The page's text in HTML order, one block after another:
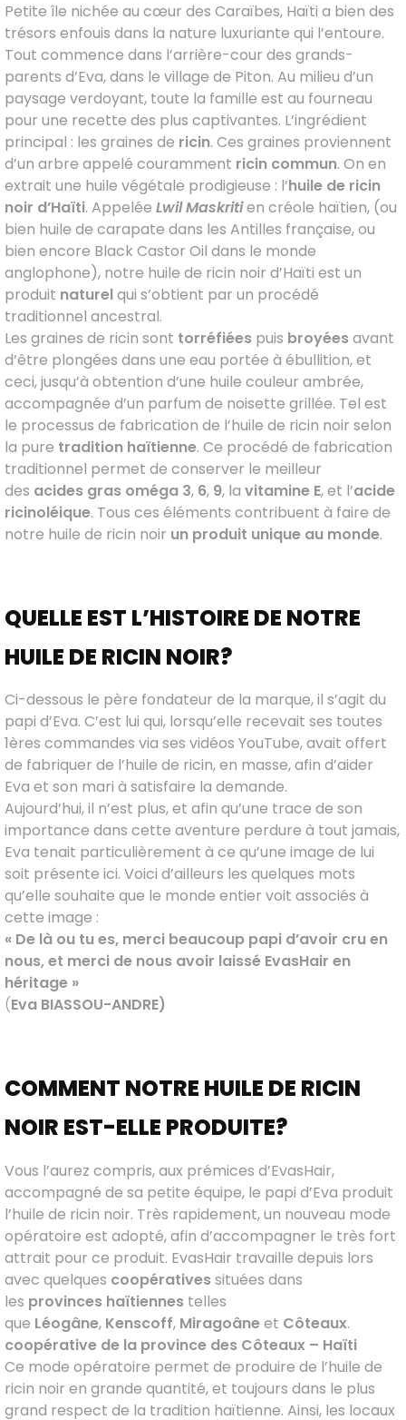
Petite île nichée au cœur des Caraïbes, Haïti a bien des
trésors enfouis dans la nature luxuriante qui l’entoure.
Tout commence dans l’arrière-cour des grands-
parents d’Eva, dans le village de Piton. Au milieu d’un
paysage verdoyant, toute la famille est au fourneau
pour une recette des plus captivantes. L’ingrédient
principal : les graines de ricin. Ces graines proviennent
d’un arbre appelé couramment ricin commun. On en
extrait une huile végétale prodigieuse : l’huile de ricin
noir d’Haïti. Appelée Lwil Maskritien créole haïtien, (ou
bien huile de carapate dans les Antilles française, ou
bien encore Black Castor Oil dans le monde
anglophone), notre huile de ricin noir d’Haïti est un
produit naturelqui s’obtient par un procédé
traditionnel ancestral.
Les graines de ricin sont torréfiées puis broyéesavant
d’être plongées dans une eau portée à ébullition, et
ceci, jusqu’à obtention d’une huile couleur ambrée,
accompagnée d’un parfum de noisette grillée. Tel est
le processus de fabrication de l’huile de ricin noir selon
la pure tradition haïtienne. Ce procédé de fabrication
traditionnel permet de conserver le meilleur
des acides gras oméga 3, 6, 9, la vitamine E, et l’acide
ricinoléique. Tous ces éléments contribuent à faire de
notre huile de ricin noir un produit unique au monde.
QUELLE EST L’HISTOIRE DE NOTRE
HUILE DE RICIN NOIR?
Ci-dessous le père fondateur de la marque, il s’agit du
papi d’Eva. C’est lui qui, lorsqu’elle recevait ses toutes
1ères commandes via ses vidéos YouTube, avait offert
de fabriquer de l’huile de ricin, en masse, afin d’aider
Eva et son mari à satisfaire la demande.
Aujourd’hui, il n’est plus, et afin qu’une trace de son
importance dans cette aventure perdure à tout jamais,
Eva tenait particulièrement à ce qu’une image de lui
soit présente ici. Voici d’ailleurs les quelques mots
qu’elle souhaite que le monde entier voit associés à
cette image :
« De là ou tu es, merci beaucoup papi d’avoir cru en
nous, et merci de nous avoir laissé EvasHair en
héritage »
(Eva BIASSOU-ANDRE)
COMMENT NOTRE HUILE DE RICIN
NOIR EST-ELLE PRODUITE?
Vous l’aurez compris, aux prémices d’EvasHair,
accompagné de sa petite équipe, le papi d’Eva produit
l’huile de ricin noir. Très rapidement, un nouveau mode
opératoire est adopté, afin d’accompagner le très fort
attrait pour ce produit. EvasHair travaille depuis lors
avec quelques coopérativessituées dans
les provinces haïtiennes telles
que Léogâne, Kenscoff, Miragoâneet Côteaux.
coopérative de la province des Côteaux – Haïti
Ce mode opératoire permet de produire de l’huile de
ricin noir en grande quantité, et toujours dans le plus
grand respect de la tradition haïtienne. Ainsi, les locaux